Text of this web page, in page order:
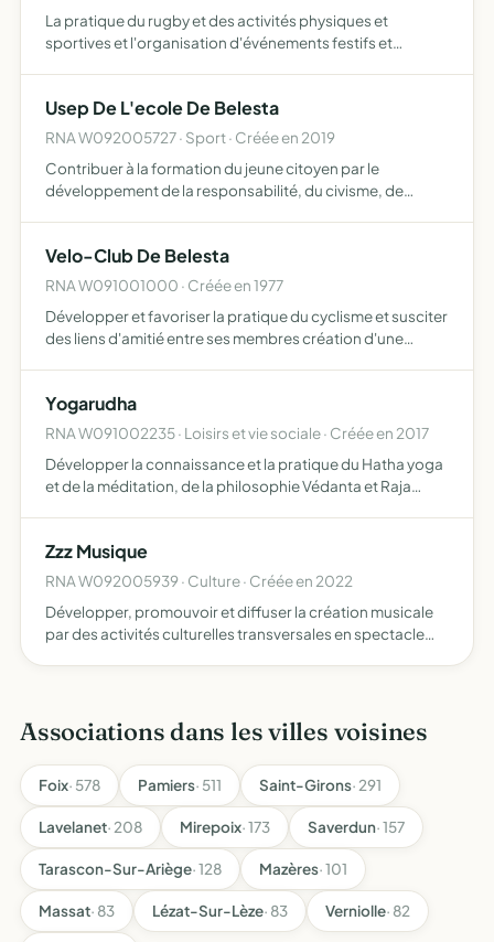
La pratique du rugby et des activités physiques et
sportives et l'organisation d'événements festifs et
Usep De L'ecole De Belesta
RNA W092005727 · Sport · Créée en 2019
Contribuer à la formation du jeune citoyen par le
développement de la responsabilité, du civisme, de
situant dans un…
Velo-Club De Belesta
RNA W091001000 · Créée en 1977
Développer et favoriser la pratique du cyclisme et susciter
des liens d'amitié entre ses membres création d'une
Yogarudha
RNA W091002235 · Loisirs et vie sociale · Créée en 2017
Développer la connaissance et la pratique du Hatha yoga
et de la méditation, de la philosophie Védanta et Raja
Zzz Musique
RNA W092005939 · Culture · Créée en 2022
Développer, promouvoir et diffuser la création musicale
par des activités culturelles transversales en spectacle
Associations dans les villes voisines
Foix· 578 Pamiers· 511 Saint-Girons· 291
Lavelanet· 208 Mirepoix· 173 Saverdun· 157
Tarascon-Sur-Ariège· 128 Mazères· 101
Massat· 83 Lézat-Sur-Lèze· 83 Verniolle· 82